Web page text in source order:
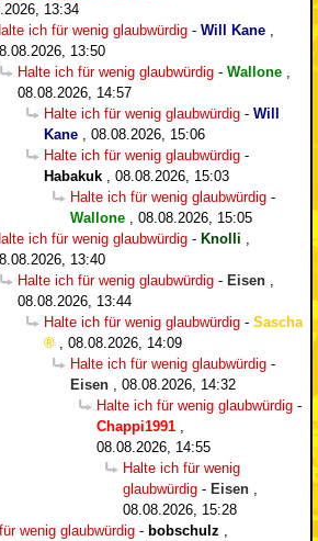
13:34
ich für wenig glaubwürdig - Will Kane ,
13:50
Halte ich für wenig glaubwürdig - Wallone ,
08.08.2026, 14:57
Halte ich für wenig glaubwürdig - Will
Kane , 08.08.2026, 15:06
Halte ich für wenig glaubwürdig -
Habakuk , 08.08.2026, 15:03
Halte ich für wenig glaubwürdig -
Wallone , 08.08.2026, 15:05
ich für wenig glaubwürdig - Knolli ,
13:40
Halte ich für wenig glaubwürdig - Eisen ,
08.08.2026, 13:44
Halte ich für wenig glaubwürdig - Sascha
, 08.08.2026, 14:09
Halte ich für wenig glaubwürdig -
Eisen , 08.08.2026, 14:32
Halte ich für wenig glaubwürdig -
Chappi1991 ,
08.08.2026, 14:55
Halte ich für wenig
glaubwürdig - Eisen ,
08.08.2026, 15:28
wenig glaubwürdig - bobschulz ,